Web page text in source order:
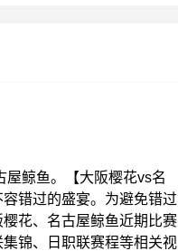
鲸鱼。【大阪樱花vs名
错过的盛宴。为避免错过
花、名古屋鲸鱼近期比赛
锦、日职联赛程等相关视